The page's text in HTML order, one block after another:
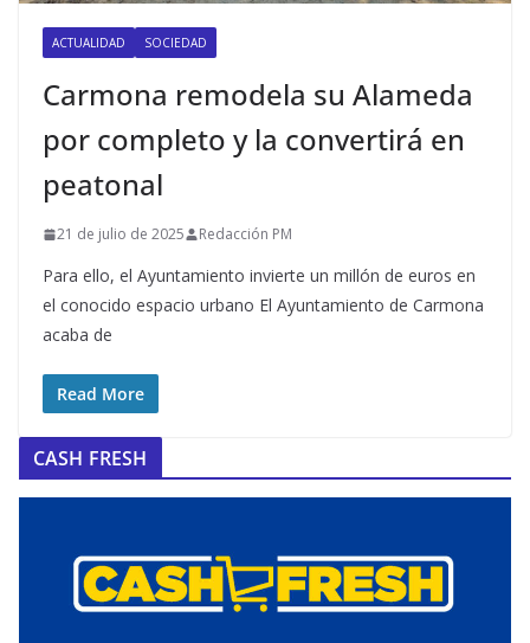
ACTUALIDAD SOCIEDAD
Carmona remodela su Alameda
por completo y la convertirá en
peatonal
21 de julio de 2025 Redacción PM
Para ello, el Ayuntamiento invierte un millón de euros en
el conocido espacio urbano El Ayuntamiento de Carmona
acaba de
Read More
CASH FRESH